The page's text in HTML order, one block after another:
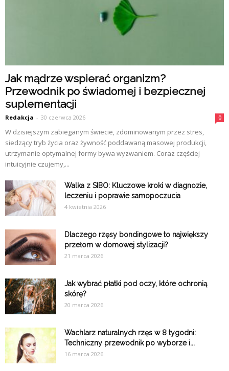
Jak mądrze wspierać organizm?
Przewodnik po świadomej i bezpiecznej
suplementacji
Redakcja - 30 czerwca 2026 0
W dzisiejszym zabieganym świecie, zdominowanym przez stres,
siedzący tryb życia oraz żywność poddawaną masowej produkcji,
utrzymanie optymalnej formy bywa wyzwaniem. Coraz częściej
intuicyjnie czujemy,...
Walka z SIBO: Kluczowe kroki w diagnozie,
leczeniu i poprawie samopoczucia
4 kwietnia 2026
Dlaczego rzęsy bondingowe to największy
przełom w domowej stylizacji?
21 marca 2026
Jak wybrać płatki pod oczy, które ochronią
skórę?
20 marca 2026
Wachlarz naturalnych rzęs w 8 tygodni:
Techniczny przewodnik po wyborze i...
16 marca 2026